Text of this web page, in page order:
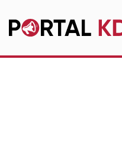
Pular